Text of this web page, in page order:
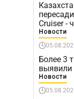
Cruiser -
Новости
Более 3
выявили
Новости